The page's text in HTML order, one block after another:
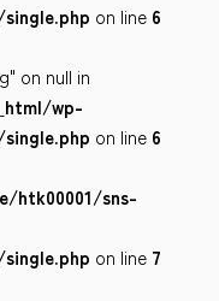
on line 6
on null in
wp-
on line 6
htk00001/sns-
on line 7